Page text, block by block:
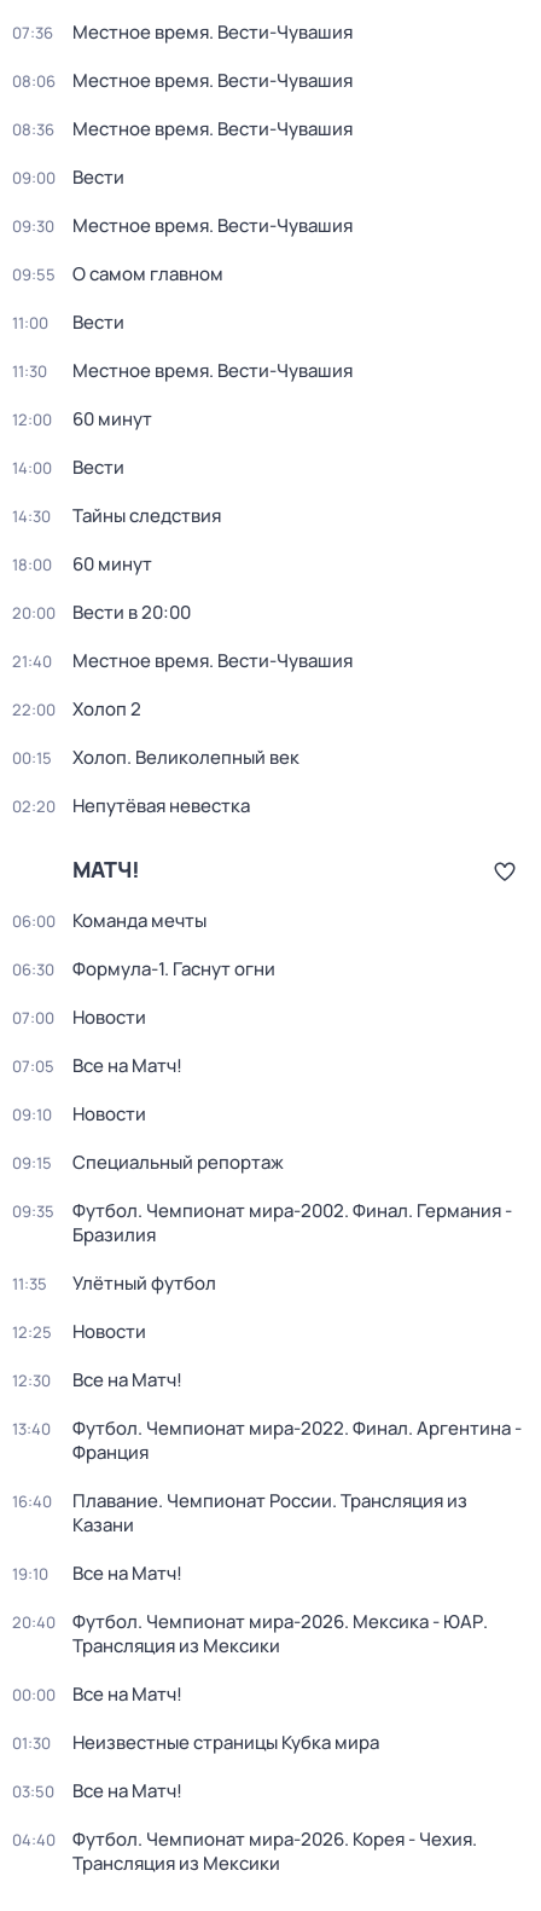
07:36 Местное время. Вести-Чувашия
08:06 Местное время. Вести-Чувашия
08:36 Местное время. Вести-Чувашия
09:00 Вести
09:30 Местное время. Вести-Чувашия
09:55 О самом главном
11:00 Вести
11:30 Местное время. Вести-Чувашия
12:00 60 минут
14:00 Вести
14:30 Тайны следствия
18:00 60 минут
20:00 Вести в 20:00
21:40 Местное время. Вести-Чувашия
22:00 Холоп 2
00:15 Холоп. Великолепный век
02:20 Непутёвая невестка
МАТЧ!
06:00 Команда мечты
06:30 Формула-1. Гаснут огни
07:00 Новости
07:05 Все на Матч!
09:10 Новости
09:15 Специальный репортаж
09:35
Футбол. Чемпионат мира-2002. Финал. Германия -
Бразилия
11:35 Улётный футбол
12:25 Новости
12:30 Все на Матч!
13:40
Футбол. Чемпионат мира-2022. Финал. Аргентина -
Франция
16:40
Плавание. Чемпионат России. Трансляция из
Казани
19:10 Все на Матч!
20:40
Футбол. Чемпионат мира-2026. Мексика - ЮАР.
Трансляция из Мексики
00:00 Все на Матч!
01:30 Неизвестные страницы Кубка мира
03:50 Все на Матч!
04:40
Футбол. Чемпионат мира-2026. Корея - Чехия.
Трансляция из Мексики